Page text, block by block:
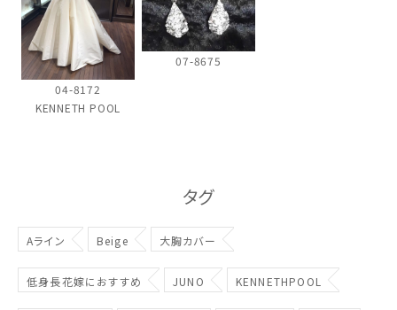
04-8172
KENNETH POOL
07-8675
タグ
Aライン Beige 大胸カバー
低身長花嫁におすすめ JUNO KENNETHPOOL